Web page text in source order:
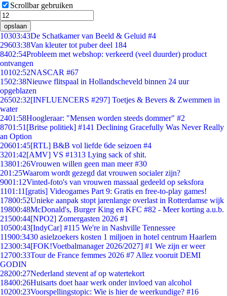
Scrollbar gebruiken
opslaan
10303:43De Schatkamer van Beeld & Geluid #4
29603:38Van kleuter tot puber deel 184
8402:54Probleem met webshop: verkeerd (veel duurder) product
ontvangen
10102:52NASCAR #67
1502:38Nieuwe flitspaal in Hollandscheveld binnen 24 uur
opgeblazen
26502:32[INFLUENCERS #297] Toetjes & Bevers & Zwemmen in
water
2401:58Hoogleraar: "Mensen worden steeds dommer" #2
8701:51 [Britse politiek] #141 Declining Gracefully Was Never Really
an Option
20601:45[RTL] B&B vol liefde 6de seizoen #4
3201:42[AMV] VS #1313 Lying sack of shit.
13801:26Vrouwen willen geen man meer #30
201:25Waarom wordt gezegd dat vrouwen socialer zijn?
9001:12Vinted-foto's van vrouwen massaal gedeeld op seksfora
1101:11 [gratis] Videogames Part 9: Gratis en free-to-play games!
17800:52Unieke aanpak stopt jarenlange overlast in Rotterdamse wijk
19800:48McDonald's, Burger King en KFC #82 - Meer korting a.u.b.
21500:44[NPO2] Zomergasten 2026 #1
10500:43[IndyCar] #115 We're in Nashville Tennessee
11900:3430 asielzoekers kosten 1 miljoen in hotel centrum Haarlem
12300:34[FOK!Voetbalmanager 2026/2027] #1 We zijn er weer
12700:33Tour de France femmes 2026 #7 Allez vooruit DEMI
GODIN
28200:27Nederland stevent af op watertekort
18400:26Huisarts doet haar werk onder invloed van alcohol
10200:23Voorspellingstopic: Wie is hier de weerkundige? #16